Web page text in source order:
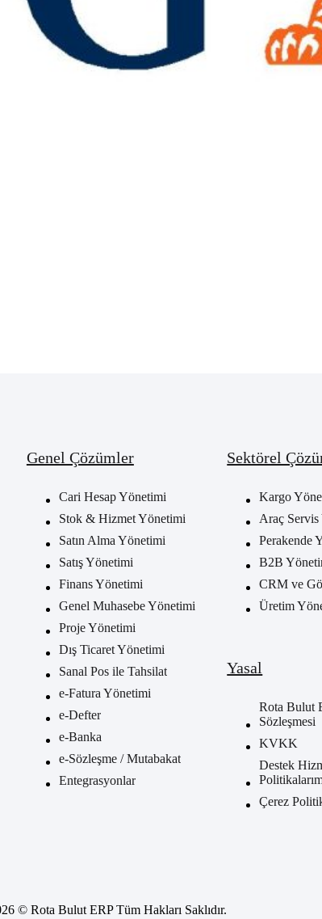
Genel Çözümler
Cari Hesap Yönetimi
Stok & Hizmet Yönetimi
Satın Alma Yönetimi
Satış Yönetimi
Finans Yönetimi
Genel Muhasebe Yönetimi
Proje Yönetimi
Dış Ticaret Yönetimi
Sanal Pos ile Tahsilat
e-Fatura Yönetimi
e-Defter
e-Banka
e-Sözleşme / Mutabakat
Entegrasyonlar
Sektörel
Kargo
Araç
Perakende
B2B
CRM ve
Üretim
Yasal
Rota Bulut
Sözleşmesi
KVKK
Destek
Çerez
© Rota Bulut ERP Tüm Hakları Saklıdır.